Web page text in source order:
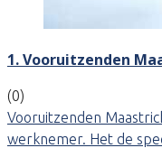
1. Vooruitzenden
(0)
Vooruitzenden
werknemer. Het de